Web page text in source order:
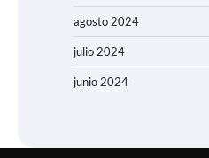
agosto 2024
julio 2024
junio 2024